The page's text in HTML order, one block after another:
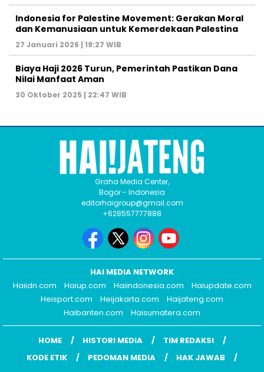
Indonesia for Palestine Movement: Gerakan Moral
dan Kemanusiaan untuk Kemerdekaan Palestina
27 Januari 2026 | 19:27 WIB
Biaya Haji 2026 Turun, Pemerintah Pastikan Dana
Nilai Manfaat Aman
30 Oktober 2025 | 22:47 WIB
Graha Media Center,
Bogor - Indonesia
editorhaigroup@gmail.com
+628557777888
HAI MEDIA NETWORK
Haiidn.com
Haiup.com Haiindonesia.com
Haiupdate.com
Heisport.com
Heijakarta.com
Haijateng.com
Haibanten.com
Haisumatera.com
HOME HISTORI MEDIA
TIM REDAKSI
KODE ETIK
PEDOMAN MEDIA
HAK JAWAB